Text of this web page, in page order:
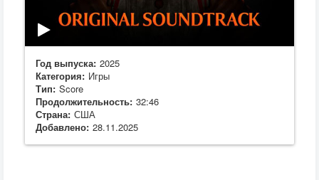
Год выпуска: 2025
Категория: Игры
Тип: Score
Продолжительность: 32:46
Страна: США
Добавлено: 28.11.2025